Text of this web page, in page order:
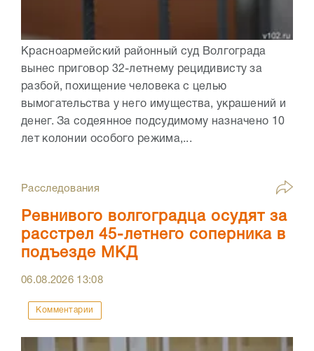
Красноармейский районный суд Волгограда
вынес приговор 32-летнему рецидивисту за
разбой, похищение человека с целью
вымогательства у него имущества, украшений и
денег. За содеянное подсудимому назначено 10
лет колонии особого режима,...
Расследования
Ревнивого волгоградца осудят за
расстрел 45-летнего соперника в
подъезде МКД
06.08.2026 13:08
Комментарии